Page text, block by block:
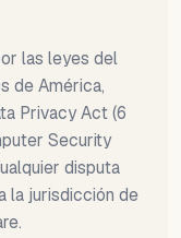
las leyes del
de América,
Privacy Act (6
Security
disputa
la jurisdicción de